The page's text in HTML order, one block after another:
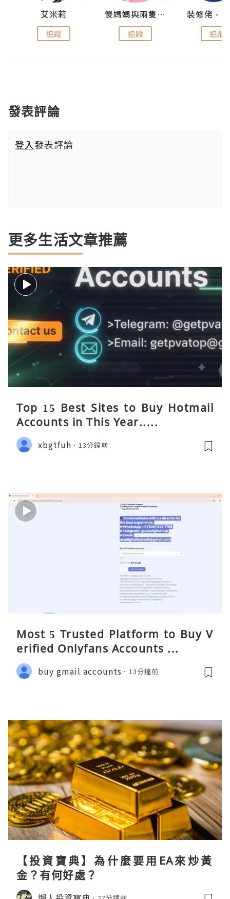
艾米莉
追蹤
儍媽媽與兩隻小魔怪之家
追蹤 追蹤
發表評論
登入發表評論
更多生活文章推薦
Top 15 Best Sites to Buy Hotmail
Accounts in This Year.....
xbgtfuh 13分鐘前
Most 5 Trusted Platform to Buy V
erified Onlyfans Accounts ...
buy gmail accounts 13分鐘前
【投資寶典】為什麼要用EA來炒黃
金？有何好處？